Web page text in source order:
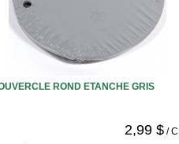
ROND ETANCHE GRIS
2,99 $/